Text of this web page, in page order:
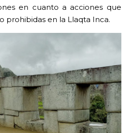
en cuanto a acciones que
prohibidas en la Llaqta Inca.